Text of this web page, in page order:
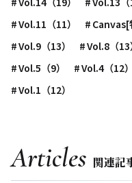
Vol.11（11）
Canvas[
Vol.9（13）
Vol.8（13
Vol.5（9）
Vol.4（12）
Vol.1（12）
Articles 関連記